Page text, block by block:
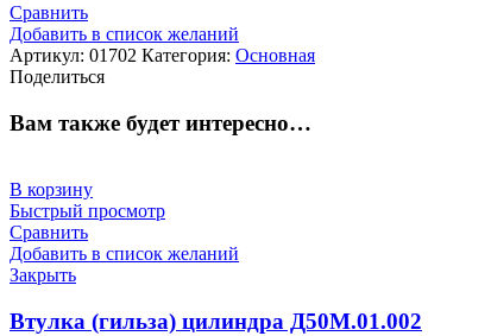
Сравнить
Добавить в список желаний
Артикул: 01702 Категория: Основная
Поделиться
Вам также будет интересно…
В корзину
Быстрый просмотр
Сравнить
Добавить в список желаний
Закрыть
Втулка (гильза) цилиндра Д50М.01.002